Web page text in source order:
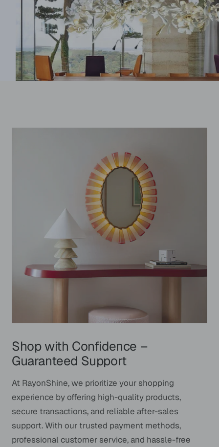
GINGKO COLLECTION
Shop with Confidence –
Guaranteed Support
At RayonShine, we prioritize your shopping
experience by offering high-quality products,
secure transactions, and reliable after-sales
support. With our trusted payment methods,
professional customer service, and hassle-free